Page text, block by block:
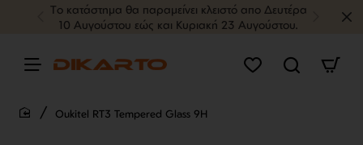
Tο κατάστημα θα παραμείνει κλειστό απο Δευτέρα
10 Αυγούστου εώς και Κυριακή 23 Αυγούστου.
Oukitel RT3 Tempered Glass 9H